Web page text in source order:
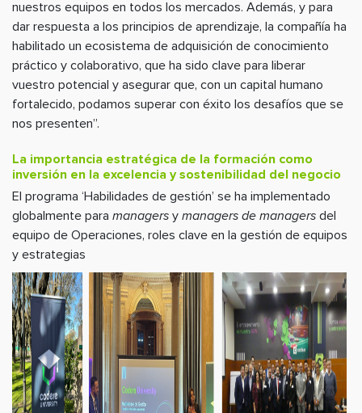
nuestros equipos en todos los mercados. Además, y para
dar respuesta a los principios de aprendizaje, la compañía ha
habilitado un ecosistema de adquisición de conocimiento
práctico y colaborativo, que ha sido clave para liberar
vuestro potencial y asegurar que, con un capital humano
fortalecido, podamos superar con éxito los desafíos que se
nos presenten”.
La importancia estratégica de la formación como
inversión en la excelencia y sostenibilidad del negocio
El programa ‘Habilidades de gestión’ se ha implementado
globalmente para managers y managers de managers del
equipo de Operaciones, roles clave en la gestión de equipos
y estrategias